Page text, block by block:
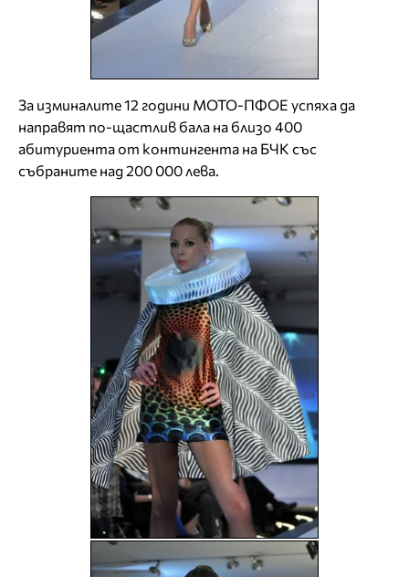
За изминалите 12 години МОТО-ПФОЕ успяха да
направят по-щастлив бала на близо 400
абитуриента от контингента на БЧК със
събраните над 200 000 лева.